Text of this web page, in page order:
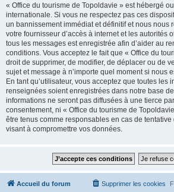
« Office du tourisme de Topoldavie » est hébergé
internationale. Si vous ne respectez pas ces
un bannissement immédiat et définitif et nous nous
votre fournisseur d’accès à internet et les autorités
tous les messages est enregistrée afin d’aider au
conditions. Vous acceptez le fait que « Office du
droit de supprimer, de modifier, de déplacer ou de
sujet et message à n’importe quel moment si nous
En tant qu’utilisateur, vous acceptez que toutes les
renseignées soient enregistrées dans notre base
informations ne seront pas diffusées à une tierce
consentement, ni « Office du tourisme de
être tenus comme responsables en cas de
visant à compromettre vos données.
Accueil du forum Supprimer les cookies